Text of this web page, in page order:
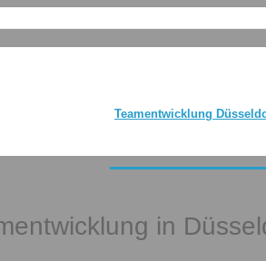
Teamentwicklung
in